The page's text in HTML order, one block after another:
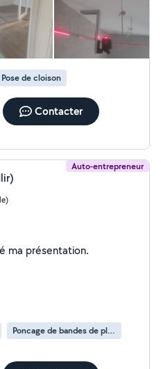
Pose de cloison
Contacter
Auto-entrepreneur
Je n'ai pas encore renseigné ma présentation.
Poncage de bandes de placo